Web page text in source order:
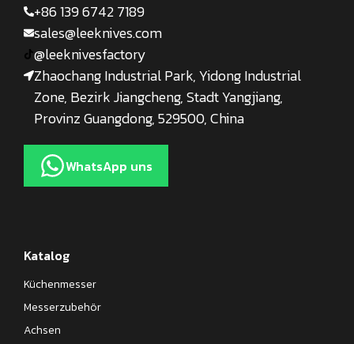
+86 139 6742 7189
sales@leeknives.com
@leeknivesfactory
Zhaochang Industrial Park, Yidong Industrial
Zone, Bezirk Jiangcheng, Stadt Yangjiang,
Provinz Guangdong, 529500, China
WhatsApp uns
Katalog
Küchenmesser
Messerzubehör
Achsen